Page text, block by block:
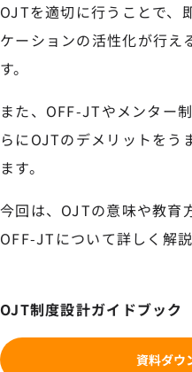
OJTを適切に行うことで、
ケーションの活性化が行え
す。
また、OFF-JTやメンター
らにOJTのデメリットをう
ます。
今回は、OJTの意味や教育
OFF-JTについて詳しく解説
OJT制度設計ガイドブック
資料ダウ